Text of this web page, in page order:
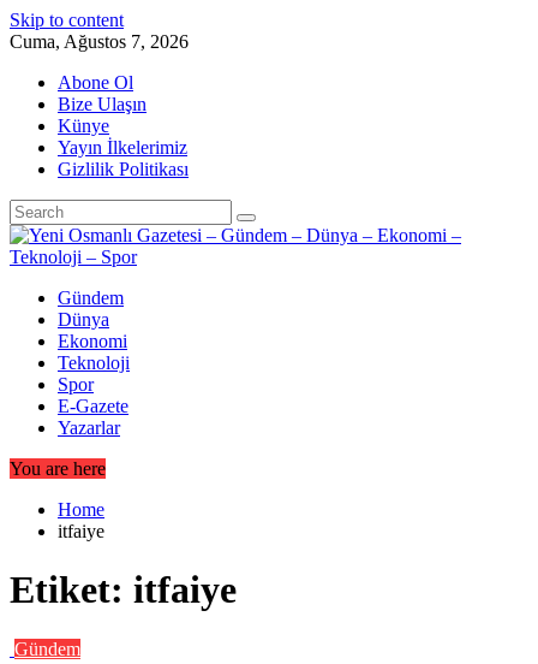
Skip to content
Cuma, Ağustos 7, 2026
Abone Ol
Bize Ulaşın
Künye
Yayın İlkelerimiz
Gizlilik Politikası
Gündem
Dünya
Ekonomi
Teknoloji
Spor
E-Gazete
Yazarlar
You are here
Home
itfaiye
Etiket: itfaiye
Gündem